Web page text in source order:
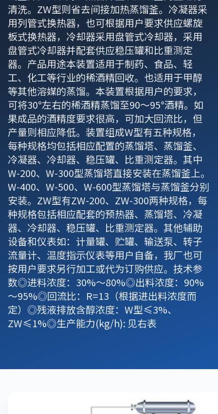
清洗。ZW型则省去间接加热蒸馏釜。冷凝器采
用列管式换热器，也可根据用户要求供应螺旋
板式换热器，冷却器采用盘管式冷却器，采用
盘管式冷却器并配套供应稳压罐和比重测定
器。产品用途本装置适用于制药、食品、轻
工、化工等行业的稀酒精回收。也适用于甲醇
等其他溶媒的蒸馏。本装置根据用户的要求，
可将30°左右的稀酒精蒸馏至90～95°酒精。如
果成品的酒精度要求很高，可加大回流比，但
产量则相应降低。装置组成W型有五种规格，
每种规格均包括相应配置的蒸馏塔、蒸馏釜、
冷凝器、冷却器、稳压罐、比重测定器。其中
W-200、W-300型蒸馏塔直接安装在蒸馏釜上。
W-400、W-500、W-600型蒸馏塔与蒸馏釜分别
安装。ZW型有ZW-200、ZW-300两种规格，每
种规格包括相应配套的预热器、蒸馏塔、冷凝
器、冷却器、稳压罐、比重测定器。其他辅助
设备和仪表如：计量罐、贮罐、输送泵、转子
流量计、温度指示仪表等用户自备，我厂也可
按用户要求另行加工或代为订购供应。技术参
数◎进料浓度：30%～80%◎出料浓度：90%
～95%◎回流比：R=13（根据进出料浓度而
定）◎残液排放含醇浓度：W型≤3%、
ZW≤1%◎生产能力(kg/h): 见右表